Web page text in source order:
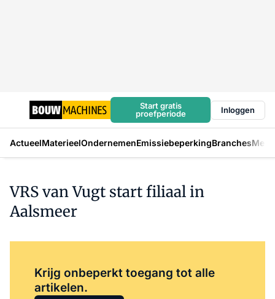
Start gratis
proefperiode
Inloggen
ActueelMaterieelOndernemenEmissiebeperkingBranches
VRS van Vugt start filiaal in
Aalsmeer
Krijg onbeperkt toegang tot alle
artikelen.